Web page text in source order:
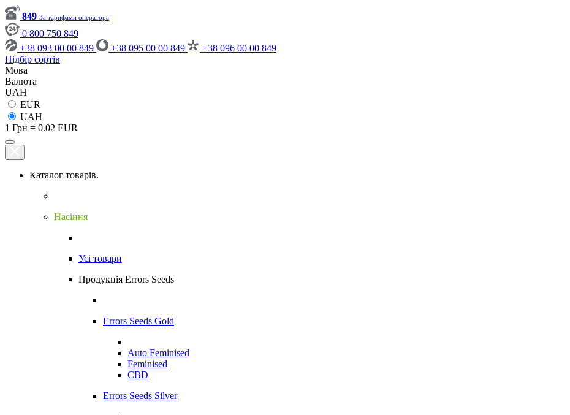
849 За тарифами оператора
0 800 750 849
+38 093 00 00 849
+38 095 00 00 849
+38 096 00 00 849
Підбір сортів
Мова
Валюта
UAH
EUR
UAH
1 Грн = 0.02 EUR
Каталог товарів.
Насіння
Усі товари
Продукція Errors Seeds
Errors Seeds Gold
Auto Feminised
Feminised
CBD
Errors Seeds Silver